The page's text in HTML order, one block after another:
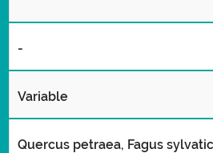
-
Variable
Quercus petraea, Fagus